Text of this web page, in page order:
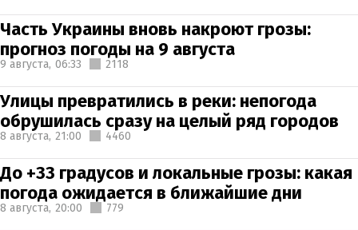
Часть Украины вновь накроют грозы:
прогноз погоды на 9 августа
9 августа, 06:33 2118
Улицы превратились в реки: непогода
обрушилась сразу на целый ряд городов
8 августа, 21:00 4460
До +33 градусов и локальные грозы: какая
погода ожидается в ближайшие дни
8 августа, 20:00 779